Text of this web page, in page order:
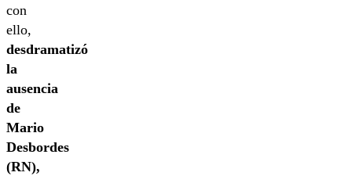
con
ello,
desdramatizó
la
ausencia
de
Mario
Desbordes
(RN),